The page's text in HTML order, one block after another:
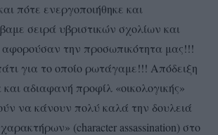
πότε ενεργοποιήθηκε και
σειρά υβριστικών σχολίων και
την προσωπικότητα μας!!!
για το οποίο ρωτάγαμε!!! Απόδειξη
αδιαφανή προφίλ «οικολογικής»
να κάνουν πολύ καλά την δουλειά
(character assassination) στο